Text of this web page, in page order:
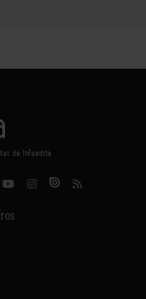
de Infoedita